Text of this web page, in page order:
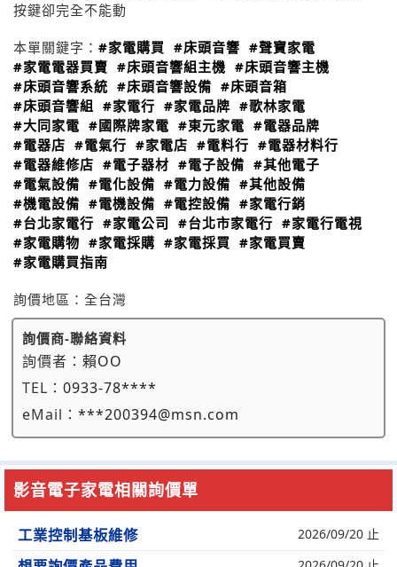
按鍵卻完全不能動
本單關鍵字： #家電購買 #床頭音響 #聲寶家電
#家電電器買賣 #床頭音響組主機 #床頭音響主機
#床頭音響系統 #床頭音響設備 #床頭音箱
#床頭音響組 #家電行 #家電品牌 #歌林家電
#大同家電 #國際牌家電 #東元家電 #電器品牌
#電器店 #電氣行 #家電店 #電料行 #電器材料行
#電器維修店 #電子器材 #電子設備 #其他電子
#電氣設備 #電化設備 #電力設備 #其他設備
#機電設備 #電機設備 #電控設備 #家電行銷
#台北家電行 #家電公司 #台北市家電行 #家電行電視
#家電購物 #家電採購 #家電採買 #家電買賣
#家電購買指南
詢價地區： 全台灣
詢價商-聯絡資料
詢價者： 賴OO
TEL： 0933-78****
eMail： ***200394@msn.com
影音電子家電相關詢價單
工業控制基板維修 2026/09/20 止